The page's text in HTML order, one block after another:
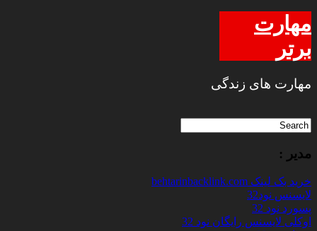
مهارت
برتر
مهارت های زندگی
مدیر :
خرید بک لینک behtarinbacklink.com
لایسنس نود32
پسورد نود 32
اوکلی لایسنس رایگان نود 32